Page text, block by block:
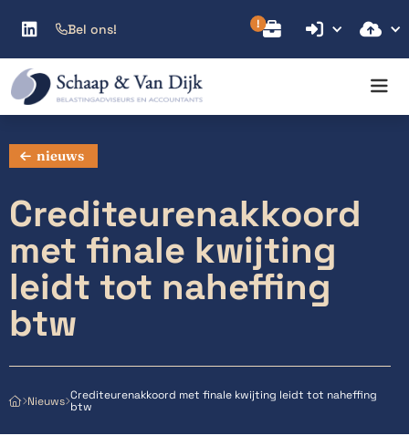
Bel ons!
  
nieuws
Crediteurenakkoord
met finale kwijting
leidt tot naheffing
btw
NieuwsCrediteurenakkoord met finale kwijting leidt tot naheffing
btw